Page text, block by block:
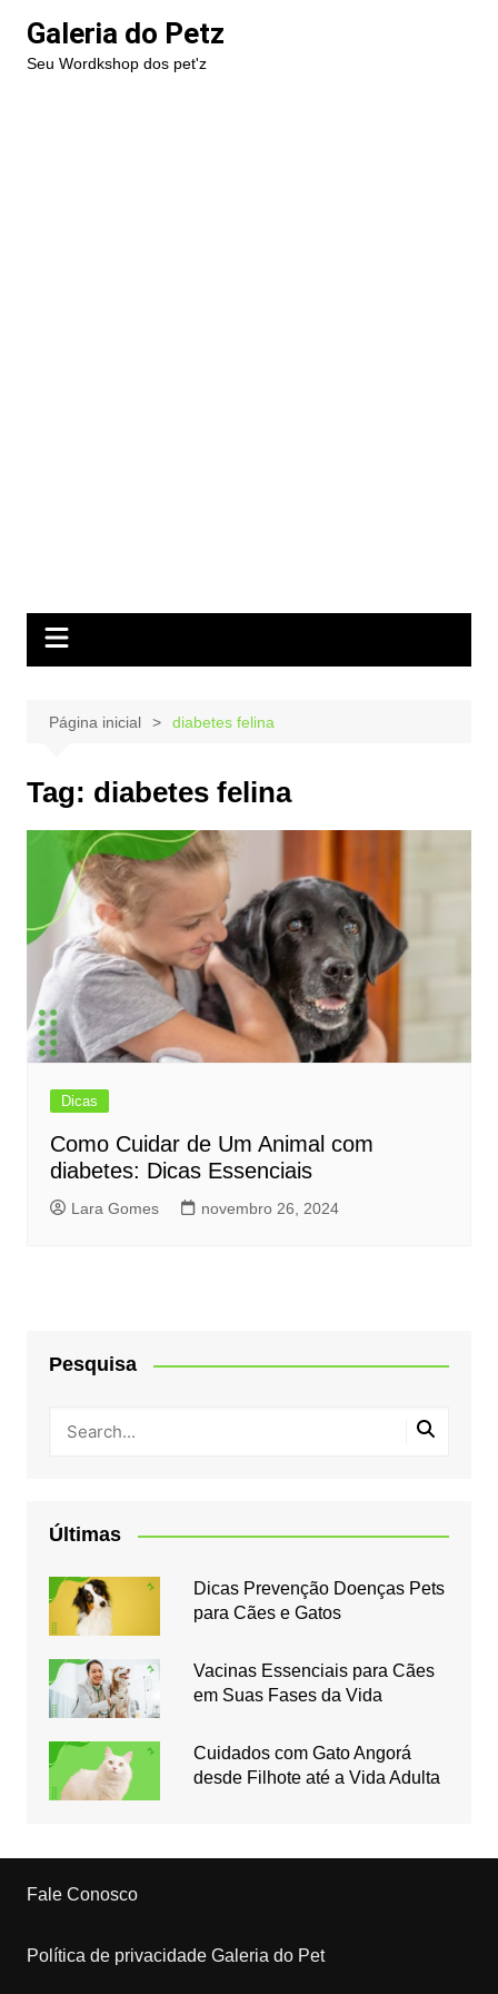
paraGaleria do Petz
Seu Wordkshop dos pet'z
Página inicial diabetes felina
Tag: diabetes felina
Dicas
Como Cuidar de Um Animal com
diabetes: Dicas Essenciais
Lara Gomes novembro 26, 2024
Pesquisa
Últimas
Dicas Prevenção Doenças Pets
para Cães e Gatos
Vacinas Essenciais para Cães
em Suas Fases da Vida
Cuidados com Gato Angorá
desde Filhote até a Vida Adulta
Fale Conosco
Política de privacidade Galeria do Pet